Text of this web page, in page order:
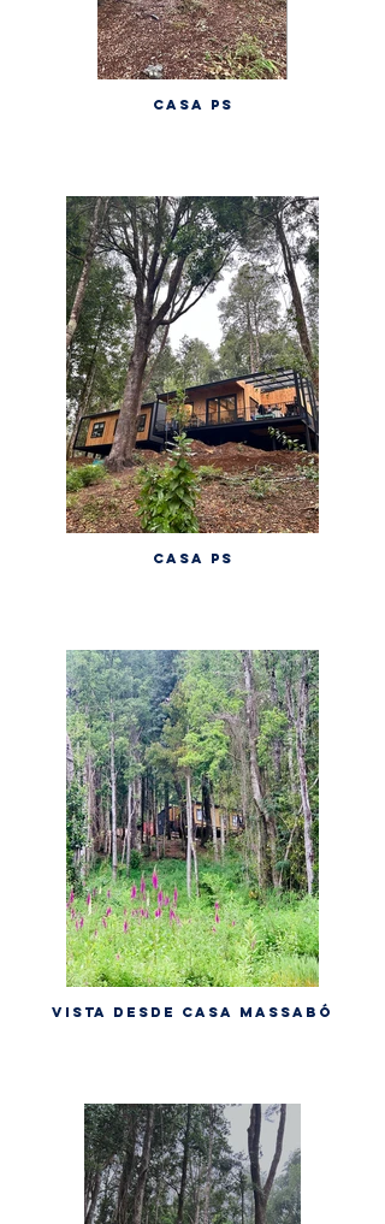
CASA PS
CASA PS
VISTA DESDE CASA MASSABÓ